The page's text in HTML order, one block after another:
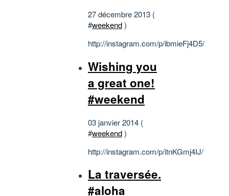
27 décembre 2013 (
#weekend)
http://instagram.com/p/ibmieFj4D5/
Wishing you
a great one!
#weekend
03 janvier 2014 (
#weekend)
http://instagram.com/p/itnKGmj4IJ/
La traversée.
#aloha